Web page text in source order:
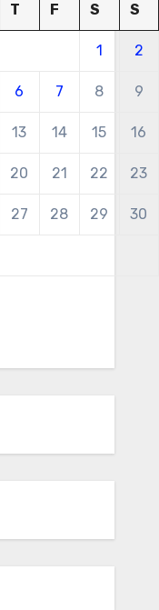
T F S S
1 2
6 7 8 9
13 14 15 16
20 21 22 23
27 28 29 30